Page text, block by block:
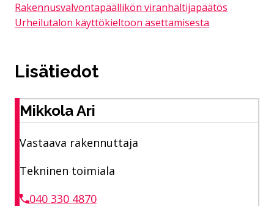
Rakennusvalvontapäällikön viranhaltijapäätös
Urheilutalon käyttökieltoon asettamisesta
Lisätiedot
Mikkola Ari
Vastaava rakennuttaja
Tekninen toimiala
040 330 4870